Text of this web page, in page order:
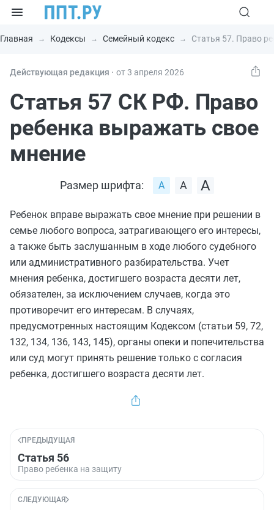
Главная Кодексы Семейный кодекс Статья 57. Право
Действующая редакция ⸱ от 3 апреля 2026
Статья 57 СК РФ. Право
ребенка выражать свое
мнение
Размер шрифта:
Ребенок вправе выражать свое мнение при решении в
семье любого вопроса, затрагивающего его интересы,
а также быть заслушанным в ходе любого судебного
или административного разбирательства. Учет
мнения ребенка, достигшего возраста десяти лет,
обязателен, за исключением случаев, когда это
противоречит его интересам. В случаях,
предусмотренных настоящим Кодексом (статьи 59, 72,
132, 134, 136, 143, 145), органы опеки и попечительства
или суд могут принять решение только с согласия
ребенка, достигшего возраста десяти лет.
ПРЕДЫДУЩАЯ
Статья 56
Право ребенка на защиту
СЛЕДУЮЩАЯ